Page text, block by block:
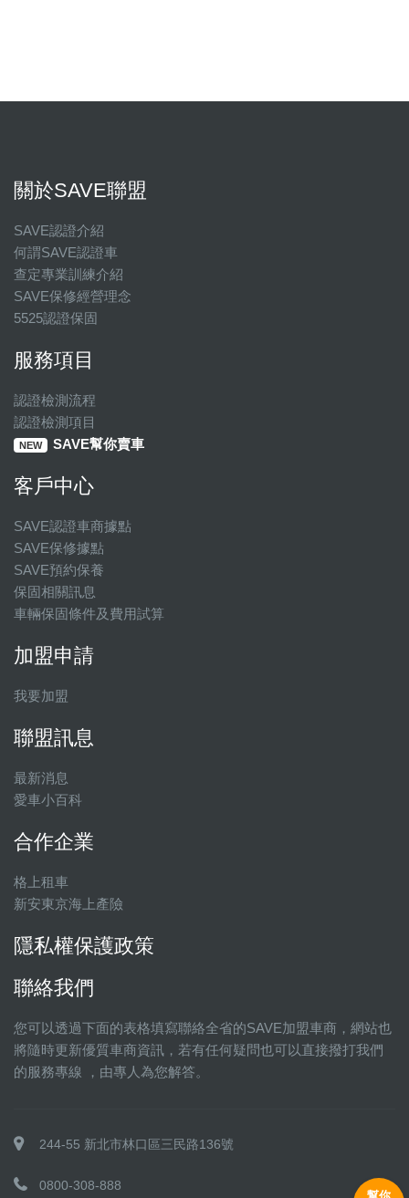
關於SAVE聯盟
SAVE認證介紹
何謂SAVE認證車
查定專業訓練介紹
SAVE保修經營理念
5525認證保固
服務項目
認證檢測流程
認證檢測項目
NEW SAVE幫你賣車
客戶中心
SAVE認證車商據點
SAVE保修據點
SAVE預約保養
保固相關訊息
車輛保固條件及費用試算
加盟申請
我要加盟
聯盟訊息
最新消息
愛車小百科
合作企業
格上租車
新安東京海上產險
隱私權保護政策
聯絡我們
您可以透過下面的表格填寫聯絡全省的SAVE加盟車商，網站也
將隨時更新優質車商資訊，若有任何疑問也可以直接撥打我們
的服務專線 ，由專人為您解答。
244-55 新北市林口區三民路136號
0800-308-888